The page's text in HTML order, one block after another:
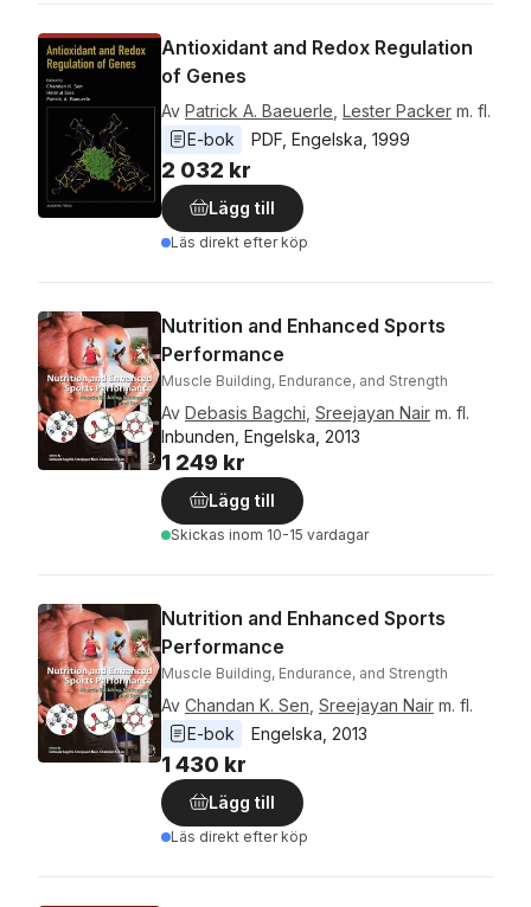
Antioxidant and Redox Regulation
of Genes
Av Patrick A. Baeuerle Lester Packer m. fl.
E-bok
PDF Engelska 1999
2 032 kr
Lägg till
Läs direkt efter köp
Nutrition and Enhanced Sports
Performance
Muscle Building, Endurance, and Strength
Av Debasis Bagchi Sreejayan Nair m. fl.
Inbunden, Engelska, 2013
1 249 kr
Lägg till
Skickas inom 10-15 vardagar
Nutrition and Enhanced Sports
Performance
Muscle Building, Endurance, and Strength
Av Chandan K. Sen Sreejayan Nair m. fl.
E-bok
Engelska 2013
1 430 kr
Lägg till
Läs direkt efter köp